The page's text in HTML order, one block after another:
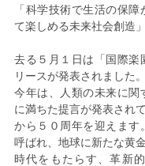
「科学技術で生活の保
て楽しめる未来社会創造
去る５月１日は「国際楽
リースが発表されました
今年は、人類の未来に関
に満ちた提言が発表され
から５０周年を迎えます
呼ばれ、地球に新たな黄
時代をもたらす、革新